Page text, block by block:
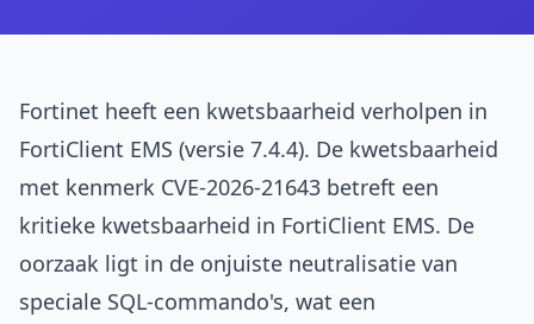
Fortinet heeft een kwetsbaarheid verholpen in
FortiClient EMS (versie 7.4.4). De kwetsbaarheid
met kenmerk CVE-2026-21643 betreft een
kritieke kwetsbaarheid in FortiClient EMS. De
oorzaak ligt in de onjuiste neutralisatie van
speciale SQL-commando's, wat een